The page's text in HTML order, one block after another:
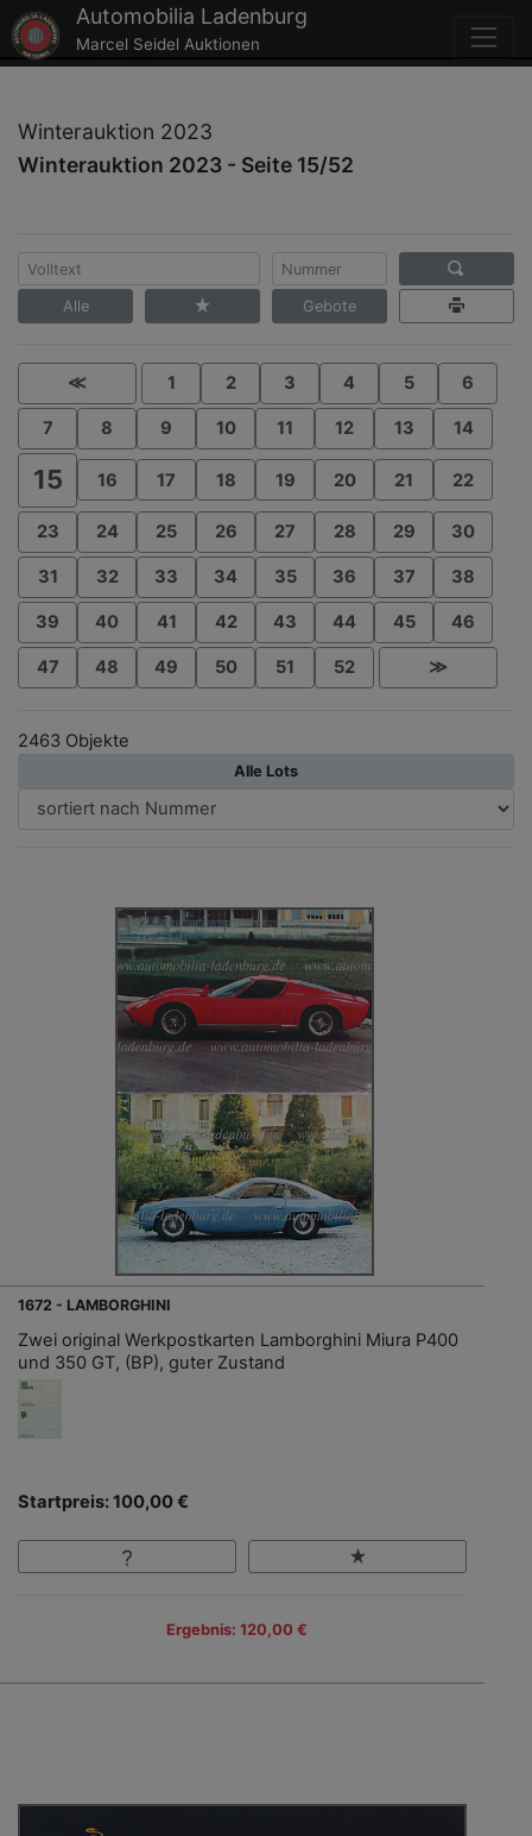
Automobilia Ladenburg
Marcel Seidel Auktionen
Winterauktion 2023
Winterauktion 2023 - Seite 15/52
Alle Gebote
≪ 1 2 3 4 5 6
7 8 9 10 11 12 13 14
15 16 17 18 19 20 21 22
23 24 25 26 27 28 29 30
31 32 33 34 35 36 37 38
39 40 41 42 43 44 45 46
47 48 49 50 51 52 ≫
2463 Objekte
Alle Lots
1672 - LAMBORGHINI
Zwei original Werkpostkarten Lamborghini Miura P400
und 350 GT, (BP), guter Zustand
Startpreis: 100,00 €
Ergebnis: 120,00 €